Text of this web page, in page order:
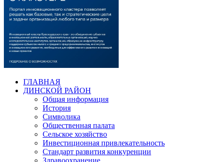
ГЛАВНАЯ
ДИНСКОЙ РАЙОН
Общая информация
История
Символика
Общественная палата
Сельское хозяйство
Инвестиционная привлекательность
Стандарт развития конкуренции
Здравоохранение